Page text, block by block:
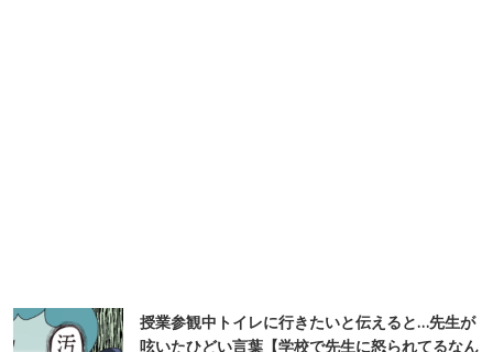
授業参観中トイレに行きたいと伝えると…先生が
呟いたひどい言葉【学校で先生に怒られてるなん